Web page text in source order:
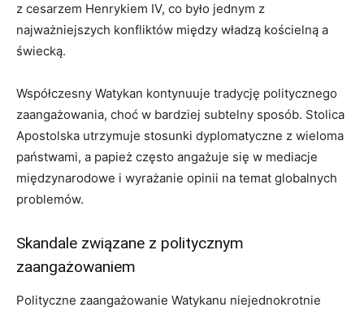
z cesarzem Henrykiem IV, co było jednym z
najważniejszych konfliktów między władzą kościelną a
świecką.
Współczesny Watykan kontynuuje tradycję politycznego
zaangażowania, choć w bardziej subtelny sposób. Stolica
Apostolska utrzymuje stosunki dyplomatyczne z wieloma
państwami, a papież często angażuje się w mediacje
międzynarodowe i wyrażanie opinii na temat globalnych
problemów.
Skandale związane z politycznym
zaangażowaniem
Polityczne zaangażowanie Watykanu niejednokrotnie